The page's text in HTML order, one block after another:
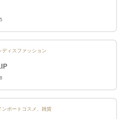
ディスファッション
ンポートコスメ、雑貨